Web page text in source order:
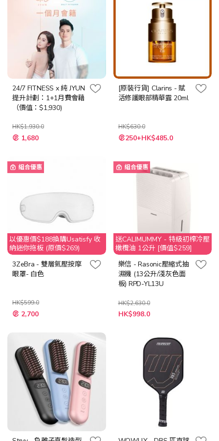
24/7 FITNESS x 純 JYUN
提升計劃：1+1月費會藉
（價值：$1,930)
HK$1,930.0
特
殊 1,680
[原裝行貨] Clarins - 賦
活修護眼部精華露 20ml
HK$630.0
特
殊 250+HK$485.0
組合優惠
以優惠價$188換購Usatisfy 收
納迷你拖板 (原價$269)
3ZeBra - 雙層氣壓按摩
眼罩- 白色
HK$599.0
特
殊 2,700
組合優惠
送CALIMUMMY - 特級初榨冷壓
橄欖油 1公升 [價值$259]
樂信 - Rasonic壓縮式抽
濕機 (13公升/淺灰色面
板) RPD-YL13U
HK$2,630.0
特
殊
HK$998.0